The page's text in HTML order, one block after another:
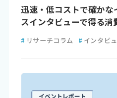
迅速・低コストで確か
スインタビューで得る消
# リサーチコラム # インタビ